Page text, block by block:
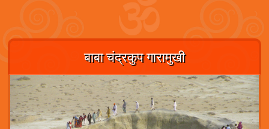
बाबा चंद्रकुप गारामुखी